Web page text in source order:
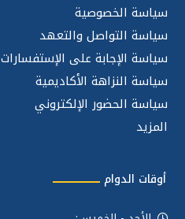
سياسة الخصوصية
سياسة التواصل والتعهد
سياسة الإجابة على الإستفسارات
سياسة النزاهة الأكاديمية
سياسة الحضور الإلكتروني
المزيد
أوقات الدوام